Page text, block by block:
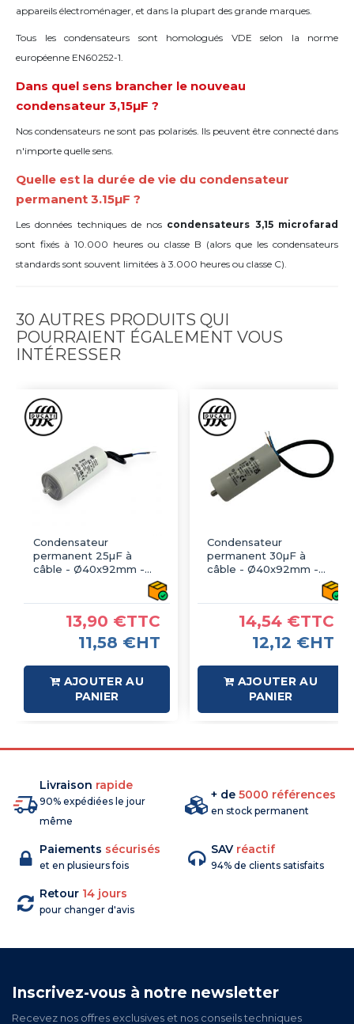
appareils électroménager, et dans la plupart des grande marques.
Tous les condensateurs sont homologués VDE selon la norme
européenne EN60252-1.
Dans quel sens brancher le nouveau
condensateur 3,15µF ?
Nos condensateurs ne sont pas polarisés. Ils peuvent être connecté dans
n'importe quelle sens.
Quelle est la durée de vie du condensateur
permanent 3.15µF ?
Les données techniques de nos condensateurs 3,15 microfarad
sont fixés à 10.000 heures ou classe B (alors que les condensateurs
standards sont souvent limitées à 3.000 heures ou classe C).
30 AUTRES PRODUITS QUI
POURRAIENT ÉGALEMENT VOUS
INTÉRESSER
Condensateur
permanent 25µF à
câble - Ø40x92mm -
13,90 €TTC
11,58 €HT
AJOUTER AU
PANIER
Condensateur
permanent 30µF à
câble - Ø40x92mm -
14,54 €TTC
12,12 €HT
AJOUTER AU
PANIER
Livraison rapide
90% expédiées le jour
même
+ de 5000 références
en stock permanent
Paiements sécurisés
et en plusieurs fois
SAV réactif
94% de clients satisfaits
Retour 14 jours
pour changer d'avis
Inscrivez-vous à notre newsletter
Recevez nos offres exclusives et nos conseils techniques